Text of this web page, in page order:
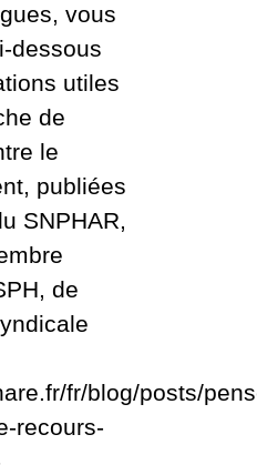
vous
dessous
utiles
de
le
publiées
SNPHAR,
de
fr/blog/posts/
recours-